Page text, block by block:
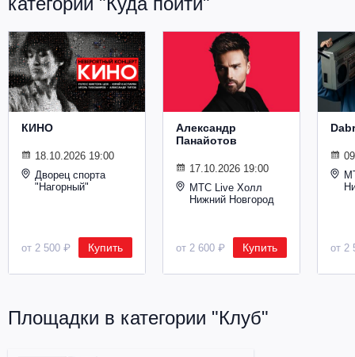
Металл
КИНО
18.10.2026 19:00
Дворец спорта
"Нагорный"
от 2 500 ₽ Купить
Александр
Панайотов
17.10.2026 19:00
МТС Live Холл
Нижний Новгород
от 2 600 ₽ Купить от 2
Площадки в категории "Клуб"